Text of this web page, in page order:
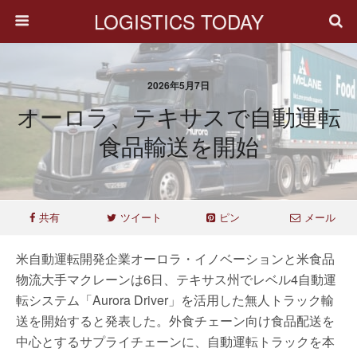
LOGISTICS TODAY
2026年5月7日
オーロラ、テキサスで自動運転
食品輸送を開始
共有 ツイート ピン メール
米自動運転開発企業オーロラ・イノベーションと米食品
物流大手マクレーンは6日、テキサス州でレベル4自動運
転システム「Aurora Driver」を活用した無人トラック輸
送を開始すると発表した。外食チェーン向け食品配送を
中心とするサプライチェーンに、自動運転トラックを本